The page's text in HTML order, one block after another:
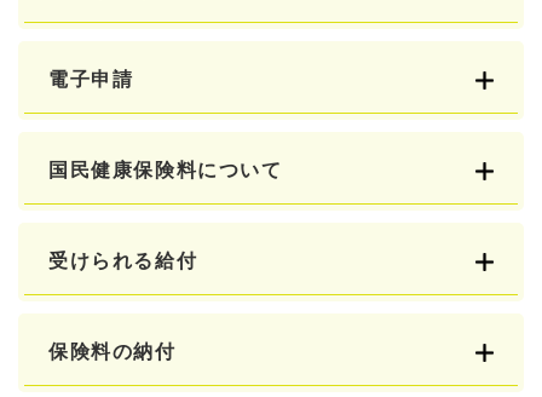
電子申請
国民健康保険料について
受けられる給付
保険料の納付